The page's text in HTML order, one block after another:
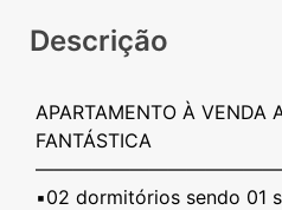
Descrição
APARTAMENTO À VENDA
FANTÁSTICA
▪️02 dormitórios sendo 01